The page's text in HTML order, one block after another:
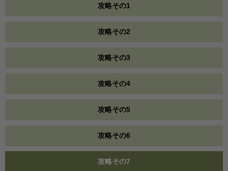
攻略その1
攻略その2
攻略その3
攻略その4
攻略その5
攻略その6
攻略その7